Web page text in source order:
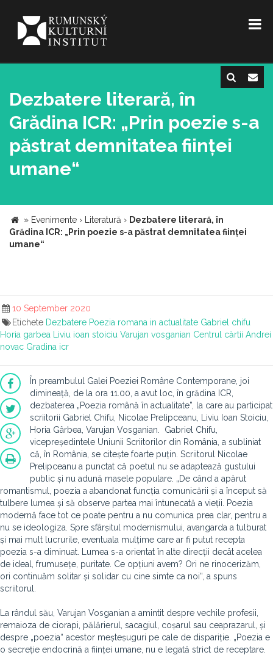
Dezbatere literară, în
Grădina ICR: „Prin poezie s-a
păstrat demnitatea ființei
umane“
» Evenimente › Literatură › Dezbatere literară, în
Grădina ICR: „Prin poezie s-a păstrat demnitatea ființei
umane“
10 September 2020
Etichete Dezbatere Poezia romana in actualitate Gabriel chifu
Horia garbea
Liviu ioan stoiciu Varujan vosganian Centrul cărtii Andrei
novac Gradina icr
În preambulul Galei Poeziei Române Contemporane, joi
dimineață, de la ora 11.00, a avut loc, în grădina ICR,
dezbaterea „Poezia română în actualitate”, la care au participat
scriitorii Gabriel Chifu, Nicolae Prelipceanu, Liviu Ioan Stoiciu,
Horia Gârbea, Varujan Vosganian. Gabriel Chifu,
vicepreședintele Uniunii Scriitorilor din România, a subliniat
că, în România, se citește foarte puțin. Scriitorul Nicolae
Prelipceanu a punctat că poetul nu se adaptează gustului
public și nu adună masele populare. „De când a apărut
romantismul, poezia a abandonat funcția comunicării și a început să
tulbere lumea și să observe partea mai întunecată a vieții. Poezia
modernă face tot ce poate pentru a nu comunica prea clar, pentru a
nu se ideologiza. Spre sfârșitul modernismului, avangarda a tulburat
și mai mult lucrurile, eventuala mulțime care ar fi putut recepta
poezia s-a diminuat. Lumea s-a orientat în alte direcții decât acelea
de ideal, frumusețe, puritate. Ce opțiuni avem? Ori ne rinocerizăm,
ori continuăm solitar și solidar cu cine simte ca noi“, a spuns
scriitorul.
La rândul său, Varujan Vosganian a amintit despre vechile profesii,
remaioza de ciorapi, pălărierul, sacagiul, coșarul sau ceaprazarul, și
despre „poezia“ acestor meșteșuguri pe cale de dispariție. „Poezia e
o secreție endocrină a ființei umane, nu e legată strict de receptare.